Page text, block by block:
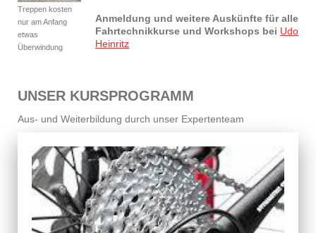
Treppen kosten
nur am Anfang
etwas
Überwindung
Anmeldung und weitere Auskünfte für alle
Fahrtechnikkurse und Workshops bei Udo
Heinritz
UNSER KURSPROGRAMM
Aus- und Weiterbildung durch unser Expertenteam